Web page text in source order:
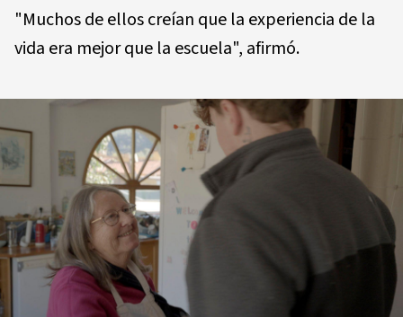
"Muchos de ellos creían que la experiencia de la
vida era mejor que la escuela", afirmó.